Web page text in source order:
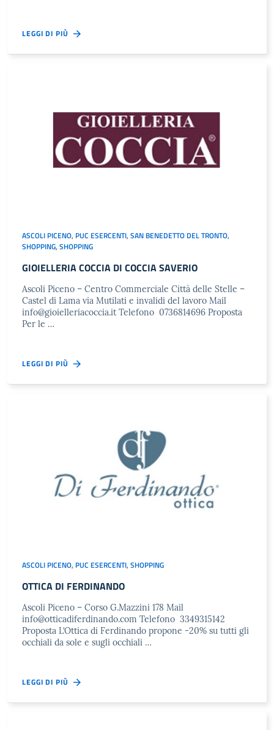
LEGGI DI PIÙ
ASCOLI PICENO, PUC ESERCENTI, SAN BENEDETTO DEL TRONTO,
SHOPPING, SHOPPING
GIOIELLERIA COCCIA DI COCCIA SAVERIO
Ascoli Piceno – Centro Commerciale Città delle Stelle –
Castel di Lama via Mutilati e invalidi del lavoro Mail
info@gioielleriacoccia.itTelefono 0736814696 Proposta
Per le …
LEGGI DI PIÙ
ASCOLI PICENO, PUC ESERCENTI, SHOPPING
OTTICA DI FERDINANDO
Ascoli Piceno – Corso G.Mazzini 178 Mail
info@otticadiferdinando.com Telefono 3349315142
Proposta L’Ottica di Ferdinando propone -20% su tutti gli
occhiali da sole e sugli occhiali …
LEGGI DI PIÙ